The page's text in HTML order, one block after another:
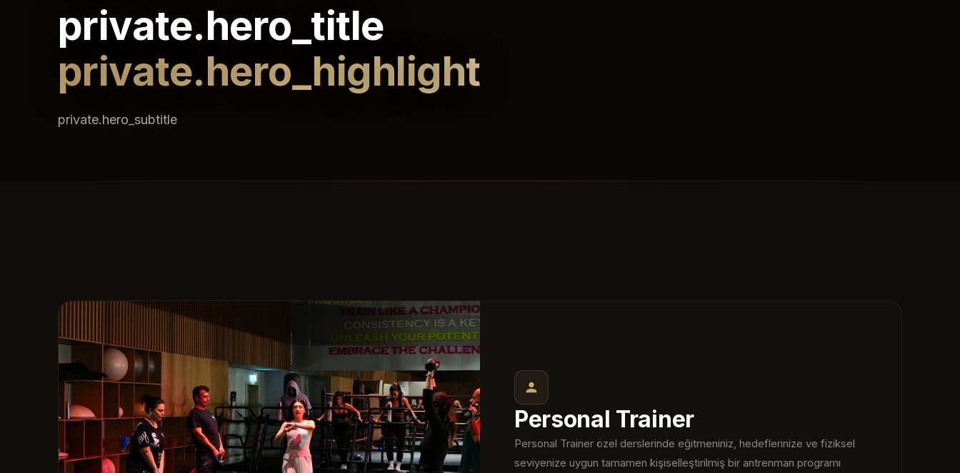
private.hero_title
private.hero_highlight
private.hero_subtitle
Personal Trainer
Personal Trainer özel derslerinde eğitmeniniz, hedeflerinize ve fiziksel
seviyenize uygun tamamen kişiselleştirilmiş bir antrenman programı